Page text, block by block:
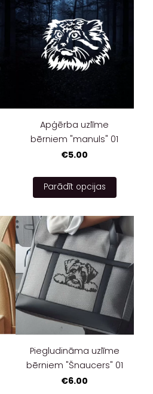
Apģērba uzlīme
bērniem "manuls" 01
€5.00
Parādīt opcijas
Piegludināma uzlīme
bērniem "Šnaucers" 01
€6.00